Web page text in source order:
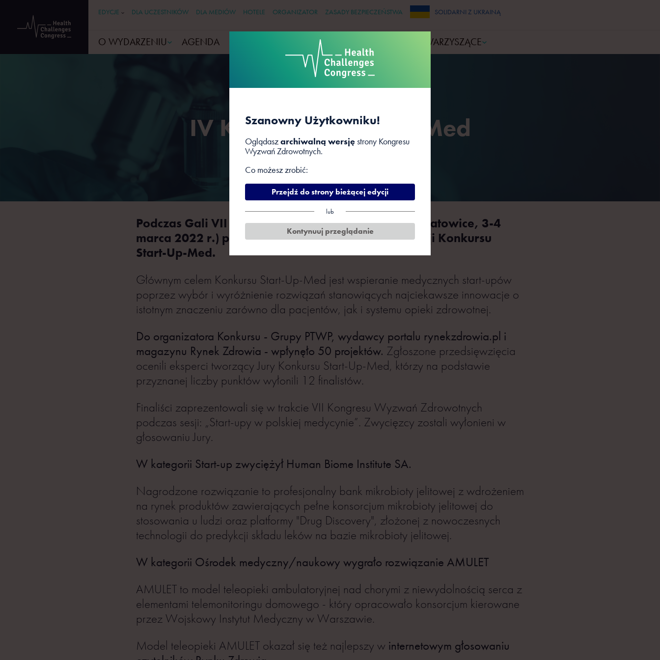
EDYCJE DLA UCZESTNIKÓW DLA MEDIÓW HOTELE ORGANIZATOR ZASADY BEZPIECZEŃSTWA SOLIDARNI Z UKRAINĄ
O WYDARZENIU AGENDA PARTNERZY WYDARZENIA TOWARZYSZĄCE
IV Konkurs Start-Up-Med
Podczas Gali VII Kongresu Wyzwań Zdrowotnych (Katowice, 3-4
marca 2022 r.) poznaliśmy laureatów czwartej edycji Konkursu
Start-Up-Med.
Głównym celem Konkursu Start-Up-Med jest wspieranie medycznych start-upów
poprzez wybór i wyróżnienie rozwiązań stanowiących najciekawsze innowacje o
istotnym znaczeniu zarówno dla pacjentów, jak i systemu opieki zdrowotnej.
Do organizatora Konkursu - Grupy PTWP, wydawcy portalu rynekzdrowia.pl i
magazynu Rynek Zdrowia - wpłynęło 50 projektów. Zgłoszone przedsięwzięcia
ocenili eksperci tworzący Jury Konkursu Start-Up-Med, którzy na podstawie
przyznanej liczby punktów wyłonili 12 finalistów.
Finaliści zaprezentowali się w trakcie VII Kongresu Wyzwań Zdrowotnych
podczas sesji: „Start-upy w polskiej medycynie”. Zwycięzcy zostali wyłonieni w
głosowaniu Jury.
W kategorii Start-up zwyciężył Human Biome Institute SA.
Nagrodzone rozwiązanie to profesjonalny bank mikrobioty jelitowej z wdrożeniem
na rynek produktów zawierających pełne konsorcjum mikrobioty jelitowej do
stosowania u ludzi oraz platformy "Drug Discovery", złożonej z nowoczesnych
technologii do predykcji składu leków na bazie mikrobioty jelitowej.
W kategorii Ośrodek medyczny/naukowy wygrało rozwiązanie AMULET
AMULET to model teleopieki ambulatoryjnej nad chorymi z niewydolnością serca z
elementami telemonitoringu domowego - który opracowało konsorcjum kierowane
przez Wojskowy Instytut Medyczny w Warszawie.
Model teleopieki AMULET okazał się też najlepszy w internetowym głosowaniu
Szanowny Użytkowniku!
Oglądaszarchiwalną wersjęstrony Kongresu
Wyzwań Zdrowotnych.
Co możesz zrobić:
Przejdź do strony bieżącej edycji
lub
Kontynuuj przeglądanie